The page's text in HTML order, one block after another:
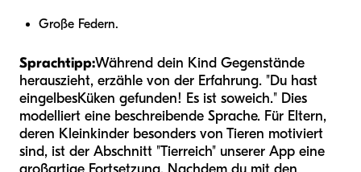
Große Federn.
Sprachtipp:Während dein Kind Gegenstände
herauszieht, erzähle von der Erfahrung. "Du hast
eingelbesKüken gefunden! Es ist soweich." Dies
modelliert eine beschreibende Sprache. Für Eltern,
deren Kleinkinder besonders von Tieren motiviert
sind, ist der Abschnitt "Tierreich" unserer App eine